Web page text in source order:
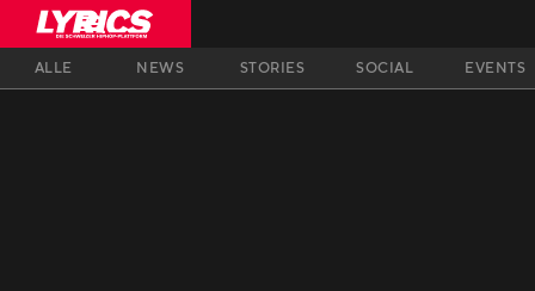
ALLE NEWS STORIES SOCIAL EVENTS